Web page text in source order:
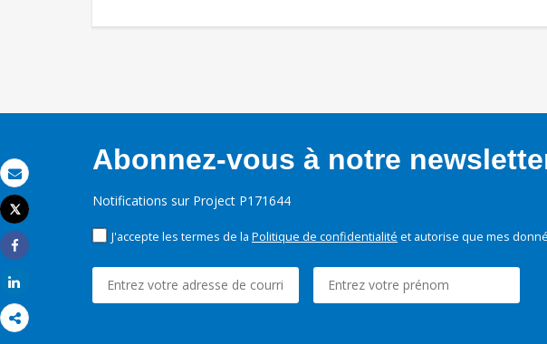
Email
Imprimer
Tweet
Share
Abonnez-vous à notre
Notifications sur Project P171644
J'accepte les termes de la Politique de confidentialité et autorise que mes